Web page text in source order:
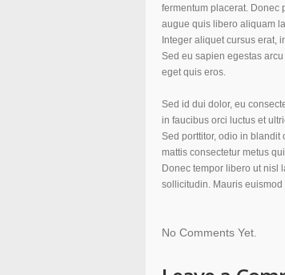
fermentum placerat. Donec
augue quis libero aliquam
Integer aliquet cursus erat,
Sed eu sapien egestas
eget quis eros.
Sed id dui dolor, eu
in faucibus orci luctus et
Sed porttitor, odio in blandit
mattis consectetur metus
Donec tempor libero ut nisl
sollicitudin. Mauris
No Comments Yet.